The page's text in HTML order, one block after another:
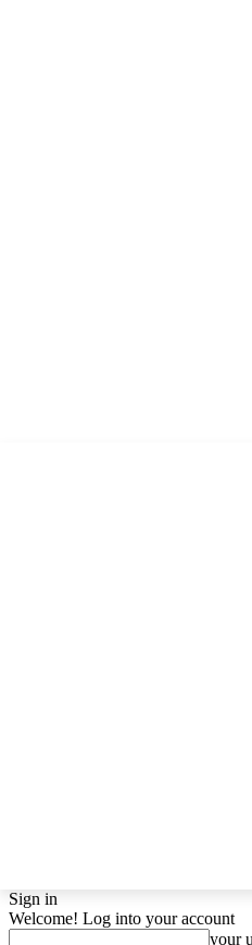
Sign in
Welcome! Log into your account
your